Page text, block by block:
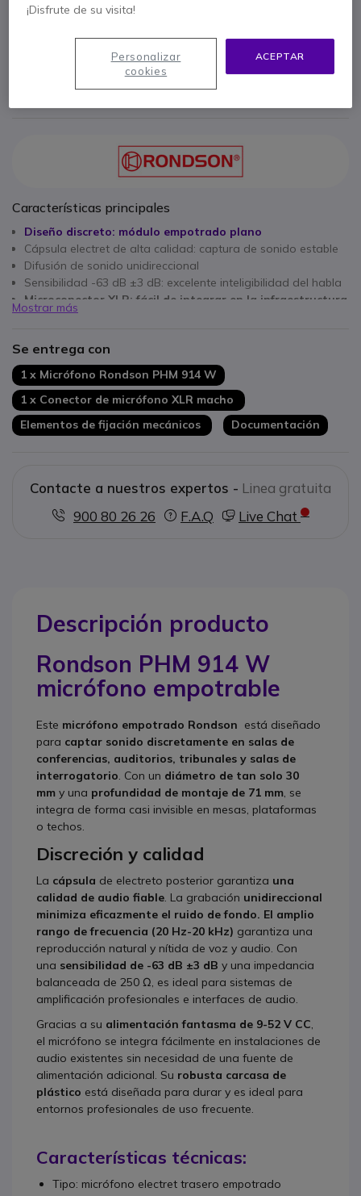
15 productos en stock plataforma
1 año de garantíadel fabricante
Características principales
Diseño discreto: módulo empotrado plano
Cápsula electret de alta calidad: captura de sonido estable
Difusión de sonido unidireccional
Sensibilidad -63 dB ±3 dB: excelente inteligibilidad del habla
Microconector XLR: fácil de integrar en la infraestructura
de audio existente
Mostrar más
Se entrega con
1 x Micrófono Rondson PHM 914 W
1 x Conector de micrófono XLR macho
Elementos de fijación mecánicos
Documentación
Contacte a nuestros expertos - Linea gratuita
900 80 26 26
F.A.Q Live Chat
Descripción producto
Rondson PHM 914 W
micrófono empotrable
Este micrófono empotrado Rondson está diseñado
para captar sonido discretamente en salas de
conferencias, auditorios, tribunales y salas de
interrogatorio . Con un diámetro de tan solo 30
mm y una profundidad de montaje de 71 mm , se
integra de forma casi invisible en mesas, plataformas
o techos.
Discreción y calidad
La cápsula de electreto posterior garantiza una
calidad de audio fiable . La grabación unidireccional
minimiza eficazmente el ruido de fondo. El amplio
rango de frecuencia (20 Hz-20 kHz) garantiza una
reproducción natural y nítida de voz y audio. Con
una sensibilidad de -63 dB ±3 dB y una impedancia
balanceada de 250 Ω, es ideal para sistemas de
amplificación profesionales e interfaces de audio.
Gracias a su alimentación fantasma de 9-52 V CC
el micrófono se integra fácilmente en instalaciones de
audio existentes sin necesidad de una fuente de
alimentación adicional. Su robusta carcasa de
plástico está diseñada para durar y es ideal para
entornos profesionales de uso frecuente.
Características técnicas:
Tipo: micrófono electret trasero empotrado
¡Disfrute de su visita!
ACEPTAR
Personalizar
cookies